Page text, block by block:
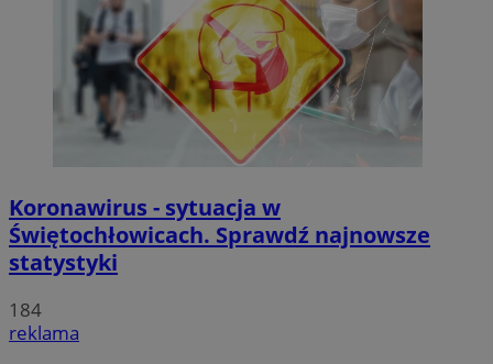
Koronawirus - sytuacja w
Świętochłowicach. Sprawdź najnowsze
statystyki
184
reklama